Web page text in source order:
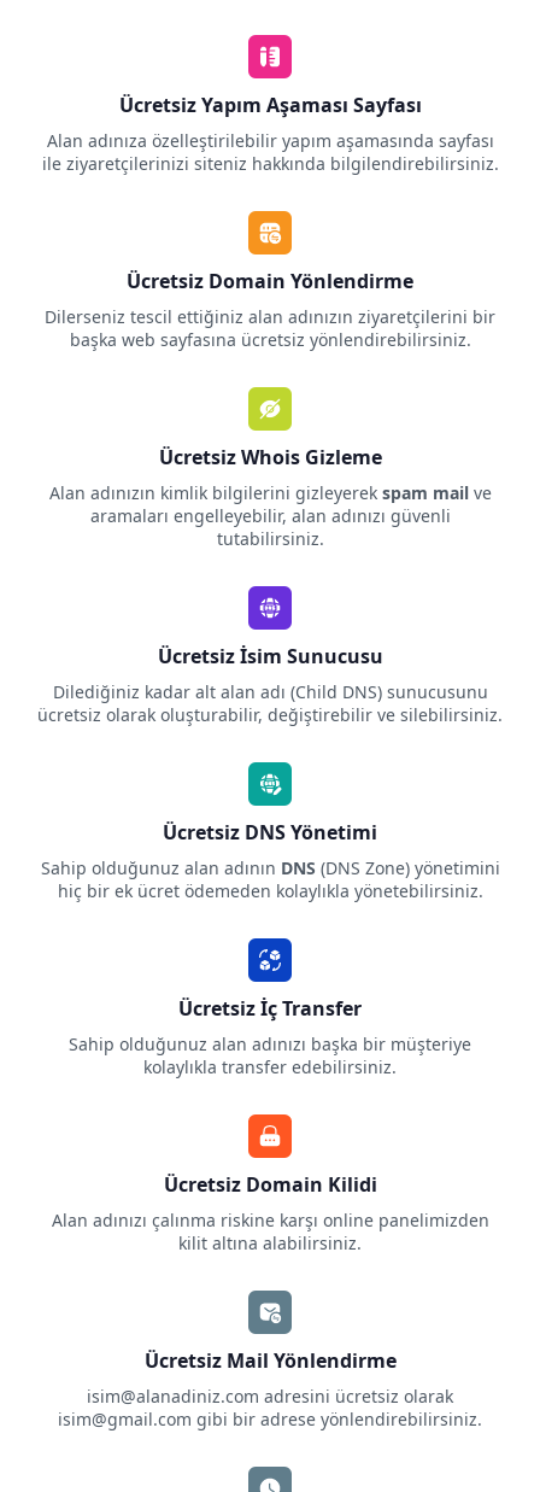
Ücretsiz Yapım Aşaması Sayfası
Alan adınıza özelleştirilebilir yapım aşamasında sayfası
ile ziyaretçilerinizi siteniz hakkında bilgilendirebilirsiniz.
Ücretsiz Domain Yönlendirme
Dilerseniz tescil ettiğiniz alan adınızın ziyaretçilerini bir
başka web sayfasına ücretsiz yönlendirebilirsiniz.
Ücretsiz Whois Gizleme
Alan adınızın kimlik bilgilerini gizleyerek spam mailve
aramaları engelleyebilir, alan adınızı güvenli
tutabilirsiniz.
Ücretsiz İsim Sunucusu
Dilediğiniz kadar alt alan adı (Child DNS) sunucusunu
ücretsiz olarak oluşturabilir, değiştirebilir ve silebilirsiniz.
Ücretsiz DNS Yönetimi
Sahip olduğunuz alan adının DNS (DNS Zone) yönetimini
hiç bir ek ücret ödemeden kolaylıkla yönetebilirsiniz.
Ücretsiz İç Transfer
Sahip olduğunuz alan adınızı başka bir müşteriye
kolaylıkla transfer edebilirsiniz.
Ücretsiz Domain Kilidi
Alan adınızı çalınma riskine karşı online panelimizden
kilit altına alabilirsiniz.
Ücretsiz Mail Yönlendirme
isim@alanadiniz.com adresini ücretsiz olarak
isim@gmail.com gibi bir adrese yönlendirebilirsiniz.